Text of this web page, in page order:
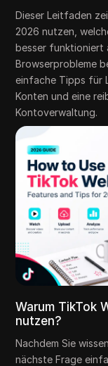
Dieser Leitfaden
2026 nutzen,
besser funktioniert
Browserprobleme
einfache Tipps für
Konten und eine
Kontoverwaltung.
Warum TikTok
nutzen?
Nachdem Sie
nächste Frage